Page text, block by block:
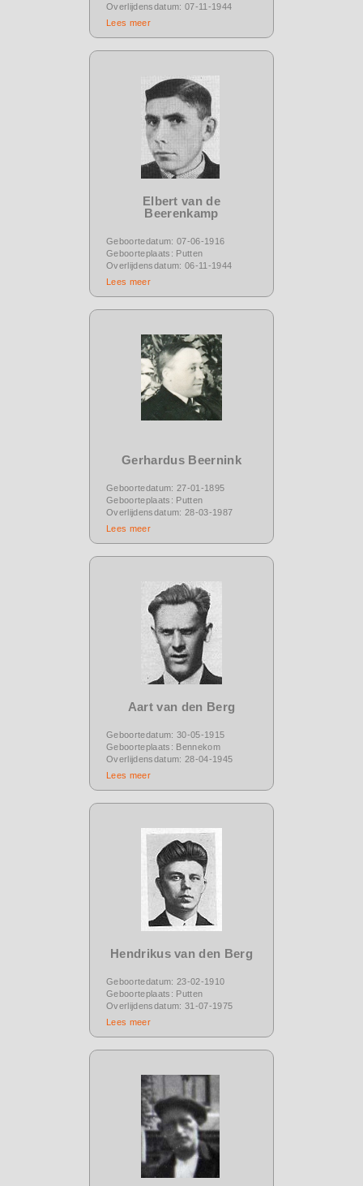
Overlijdensdatum: 07-11-1944
Lees meer
Elbert van de
Beerenkamp
Geboortedatum: 07-06-1916
Geboorteplaats: Putten
Overlijdensdatum: 06-11-1944
Lees meer
Gerhardus Beernink
Geboortedatum: 27-01-1895
Geboorteplaats: Putten
Overlijdensdatum: 28-03-1987
Lees meer
Aart van den Berg
Geboortedatum: 30-05-1915
Geboorteplaats: Bennekom
Overlijdensdatum: 28-04-1945
Lees meer
Hendrikus van den Berg
Geboortedatum: 23-02-1910
Geboorteplaats: Putten
Overlijdensdatum: 31-07-1975
Lees meer